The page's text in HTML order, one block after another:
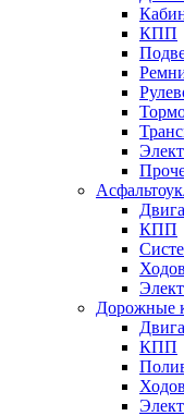
КПП
КПП
Дорожные
КПП